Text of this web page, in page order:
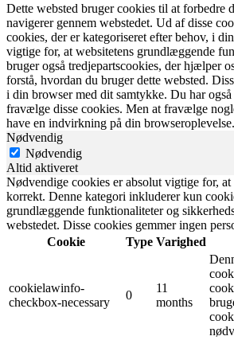
Dette websted bruger cookies til at forbedre
navigerer gennem webstedet. Ud af disse
cookies, der er kategoriseret efter behov, i
vigtige for, at websitetens grundlæggende
bruger også tredjepartscookies, der hjælper
forstå, hvordan du bruger dette websted.
i din browser med dit samtykke. Du har
fravælge disse cookies. Men at fravælge
have en indvirkning på din browseroplevelse.
Nødvendig
Nødvendig
Altid aktiveret
Nødvendige cookies er absolut vigtige for, at
korrekt. Denne kategori inkluderer kun
grundlæggende funktionaliteter og
webstedet. Disse cookies gemmer ingen
Cookie
Type Varighed
cookielawinfo-
checkbox-necessary
0
11
months